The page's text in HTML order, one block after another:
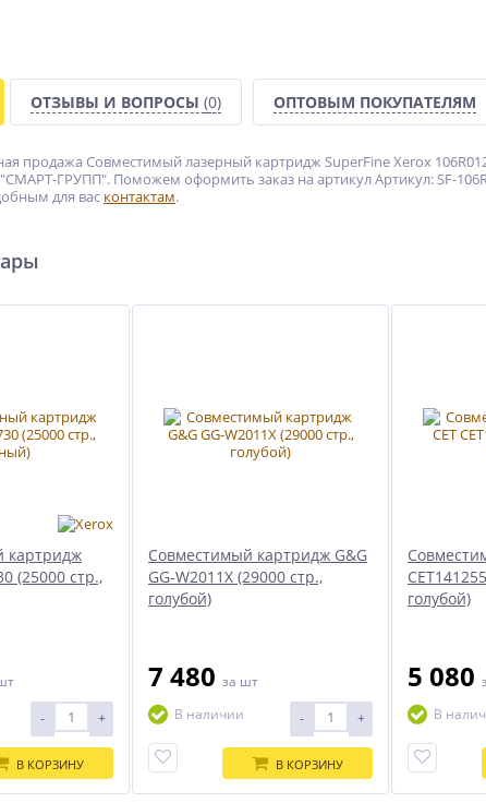
ОТЗЫВЫ И ВОПРОСЫ (0) ОПТОВЫМ ПОКУПАТЕЛЯМ
продажа Совместимый лазерный картридж SuperFine Xerox
ГРУПП". Поможем оформить заказ на артикул Артикул: SF-
для вас контактам.
картридж
(25000 стр.,
- +
В КОРЗИНУ
Совместимый картридж G&G
GG-W2011X (29000 стр.,
голубой)
7 480 за шт
В наличии
- +
В КОРЗИНУ
голубой)
5 080
В